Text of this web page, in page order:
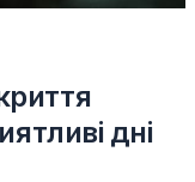
дні